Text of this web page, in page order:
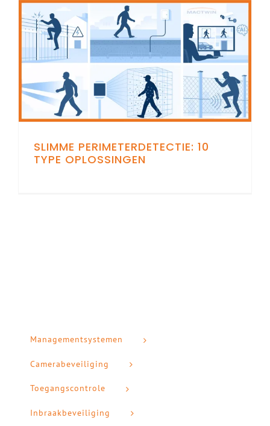
SLIMME PERIMETERDETECTIE: 10
TYPE OPLOSSINGEN
Managementsystemen
Camerabeveiliging
Toegangscontrole
Inbraakbeveiliging